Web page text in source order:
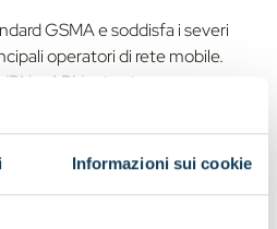
Informazioni sui cookie
GSMA e soddisfa i severi
operatori di rete mobile.
APN privati
per le